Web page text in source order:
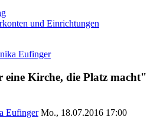
und Einrichtungen
Kirche, die Platz macht"
Eufinger Mo., 18.07.2016 17:00